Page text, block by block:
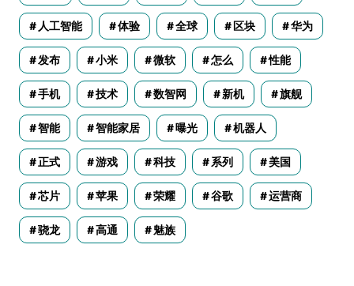
人工智能 体验 全球 区块 华为
发布 小米 微软 怎么 性能
手机 技术 数智网 新机 旗舰
智能 智能家居 曝光 机器人
正式 游戏 科技 系列 美国
芯片 苹果 荣耀 谷歌 运营商
骁龙 高通 魅族